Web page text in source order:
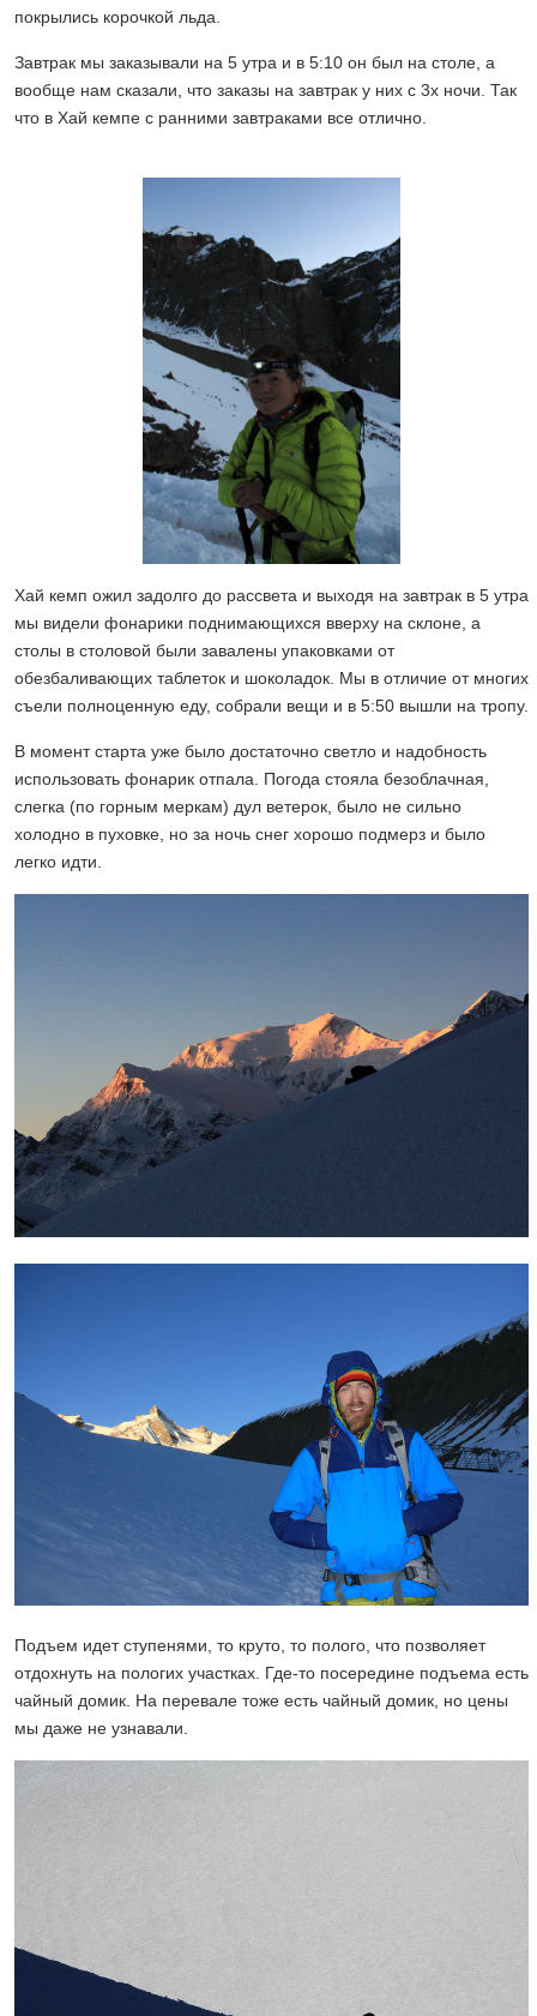
покрылись корочкой льда.
Завтрак мы заказывали на 5 утра и в 5:10 он был на столе, а
вообще нам сказали, что заказы на завтрак у них с 3х ночи. Так
что в Хай кемпе с ранними завтраками все отлично.
Хай кемп ожил задолго до рассвета и выходя на завтрак в 5 утра
мы видели фонарики поднимающихся вверху на склоне, а
столы в столовой были завалены упаковками от
обезбаливающих таблеток и шоколадок. Мы в отличие от многих
съели полноценную еду, собрали вещи и в 5:50 вышли на тропу.
В момент старта уже было достаточно светло и надобность
использовать фонарик отпала. Погода стояла безоблачная,
слегка (по горным меркам) дул ветерок, было не сильно
холодно в пуховке, но за ночь снег хорошо подмерз и было
легко идти.
Подъем идет ступенями, то круто, то полого, что позволяет
отдохнуть на пологих участках. Где-то посередине подъема есть
чайный домик. На перевале тоже есть чайный домик, но цены
мы даже не узнавали.